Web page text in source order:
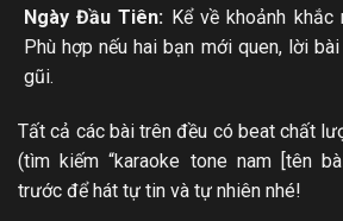
Ngày Đầu Tiên: Kể về khoảnh
Phù hợp nếu hai bạn mới quen, lời
gũi.
Tất cả các bài trên đều có beat chất
(tìm kiếm “karaoke tone nam [tên
trước để hát tự tin và tự nhiên nhé!